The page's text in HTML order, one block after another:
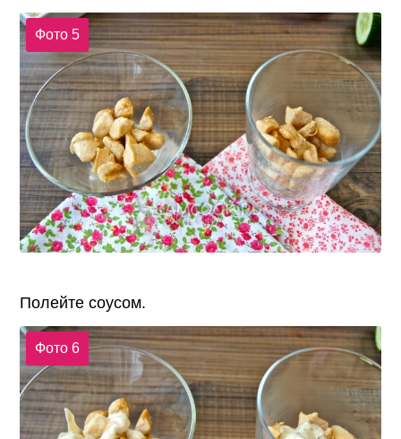
Фото 5
Полейте соусом.
Фото 6